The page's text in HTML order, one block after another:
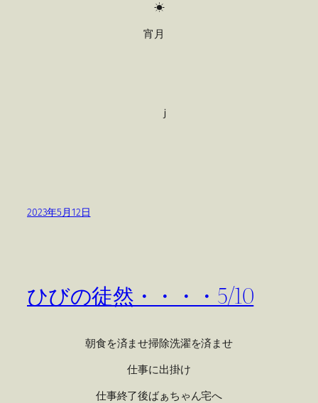
☀
宵月
ｊ
2023年5月12日
ひびの徒然・・・・5/10
朝食を済ませ掃除洗濯を済ませ
仕事に出掛け
仕事終了後ばぁちゃん宅へ